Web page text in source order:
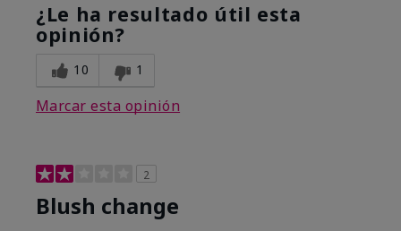
¿Le ha resultado útil esta
opinión?
10 1
Marcar esta opinión
2
Blush change